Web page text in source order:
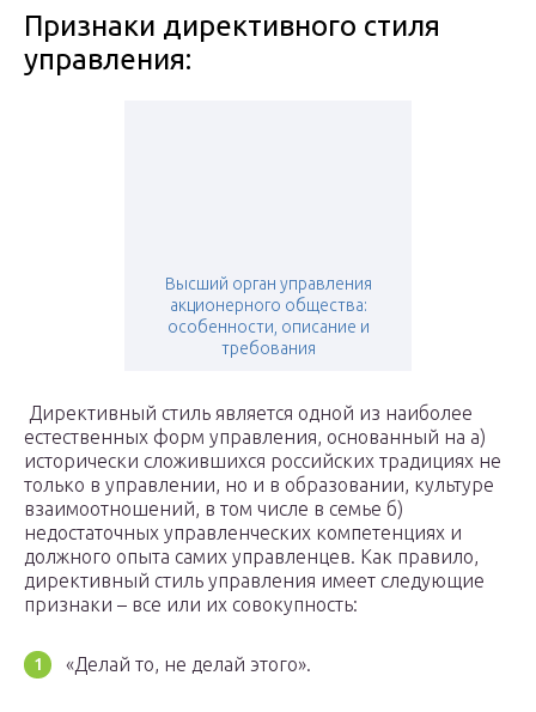
Признаки директивного стиля
управления:
Высший орган управления
акционерного общества:
особенности, описание и
требования
Директивный стиль является одной из наиболее
естественных форм управления, основанный на а)
исторически сложившихся российских традициях не
только в управлении, но и в образовании, культуре
взаимоотношений, в том числе в семье б)
недостаточных управленческих компетенциях и
должного опыта самих управленцев. Как правило,
директивный стиль управления имеет следующие
признаки – все или их совокупность:
«Делай то, не делай этого».